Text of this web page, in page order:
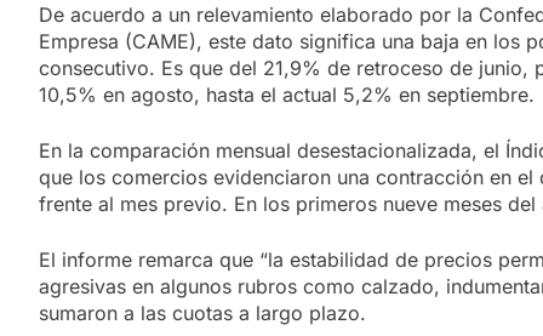
De acuerdo a un relevamiento elaborado por la
Empresa (CAME), este dato significa una baja en los
consecutivo. Es que del 21,9% de retroceso de junio,
10,5% en agosto, hasta el actual 5,2% en septiembre.
En la comparación mensual desestacionalizada, el
que los comercios evidenciaron una contracción en
frente al mes previo. En los primeros nueve meses
El informe remarca que “la estabilidad de precios
agresivas en algunos rubros como calzado,
sumaron a las cuotas a largo plazo.